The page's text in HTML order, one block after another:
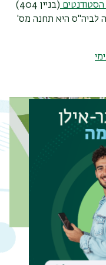
(בניין 404)
לביה"ס היא תחנה מס'